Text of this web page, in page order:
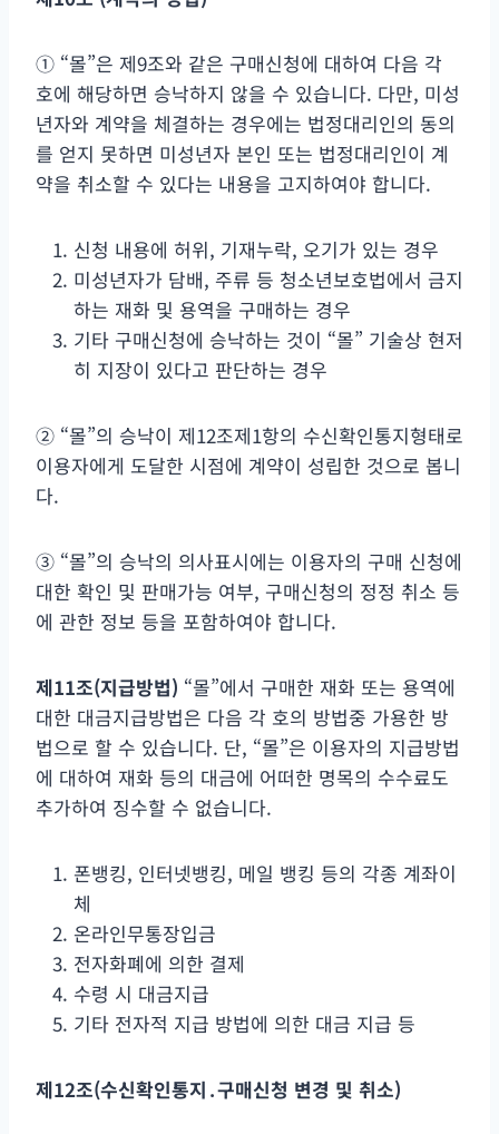
① “몰”은 제9조와 같은 구매신청에 대하여 다음 각
호에 해당하면 승낙하지 않을 수 있습니다. 다만, 미성
년자와 계약을 체결하는 경우에는 법정대리인의 동의
를 얻지 못하면 미성년자 본인 또는 법정대리인이 계
약을 취소할 수 있다는 내용을 고지하여야 합니다.
신청 내용에 허위, 기재누락, 오기가 있는 경우
미성년자가 담배, 주류 등 청소년보호법에서 금지
하는 재화 및 용역을 구매하는 경우
기타 구매신청에 승낙하는 것이 “몰” 기술상 현저
히 지장이 있다고 판단하는 경우
② “몰”의 승낙이 제12조제1항의 수신확인통지형태로
이용자에게 도달한 시점에 계약이 성립한 것으로 봅니
다.
③ “몰”의 승낙의 의사표시에는 이용자의 구매 신청에
대한 확인 및 판매가능 여부, 구매신청의 정정 취소 등
에 관한 정보 등을 포함하여야 합니다.
제11조(지급방법) “몰”에서 구매한 재화 또는 용역에
대한 대금지급방법은 다음 각 호의 방법중 가용한 방
법으로 할 수 있습니다. 단, “몰”은 이용자의 지급방법
에 대하여 재화 등의 대금에 어떠한 명목의 수수료도
추가하여 징수할 수 없습니다.
폰뱅킹, 인터넷뱅킹, 메일 뱅킹 등의 각종 계좌이
체
온라인무통장입금
전자화폐에 의한 결제
수령 시 대금지급
기타 전자적 지급 방법에 의한 대금 지급 등
제12조(수신확인통지 ․구매신청 변경 및 취소)